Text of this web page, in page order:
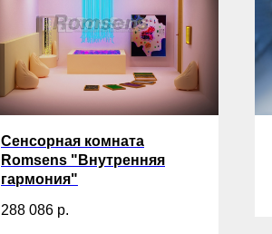
Сенсорная комната
Romsens "Внутренняя
гармония"
288 086 р.